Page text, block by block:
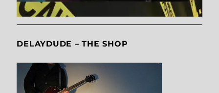
DELAYDUDE – THE SHOP